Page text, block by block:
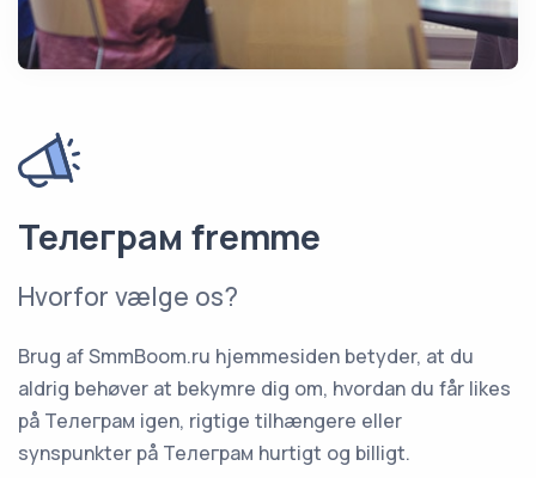
Телеграм fremme
Hvorfor vælge os?
Brug af SmmBoom.ru hjemmesiden betyder, at du
aldrig behøver at bekymre dig om, hvordan du får likes
på Телеграм igen, rigtige tilhængere eller
synspunkter på Телеграм hurtigt og billigt.